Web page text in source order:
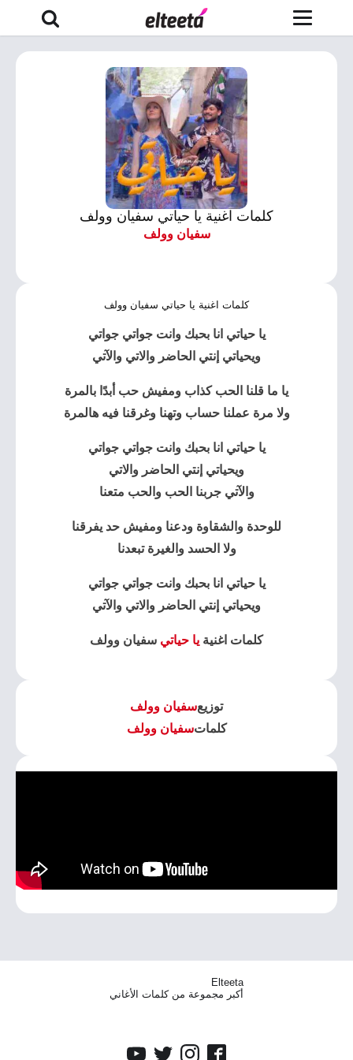
كلمات اغنية يا حياتي سفيان وولف
سفيان وولف
كلمات اغنية يا حياتي سفيان وولف
يا حياتي انا بحبك وانت جواتي جواتي
ويحياتي إنتي الحاضر والاتي والآتي
يا ما قلنا الحب كذاب ومفيش حب أبدًا بالمرة
ولا مرة عملنا حساب وتهنا وغرقنا فيه هالمرة
يا حياتي انا بحبك وانت جواتي جواتي
ويحياتي إنتي الحاضر والاتي
والآتي جربنا الحب والحب متعنا
للوحدة والشقاوة ودعنا ومفيش حد يفرقنا
ولا الحسد والغيرة تبعدنا
يا حياتي انا بحبك وانت جواتي جواتي
ويحياتي إنتي الحاضر والاتي والآتي
كلمات اغنية يا حياتي سفيان وولف
توزيعسفيان وولف
كلماتسفيان وولف
Elteeta
أكبر مجموعة من كلمات الأغاني